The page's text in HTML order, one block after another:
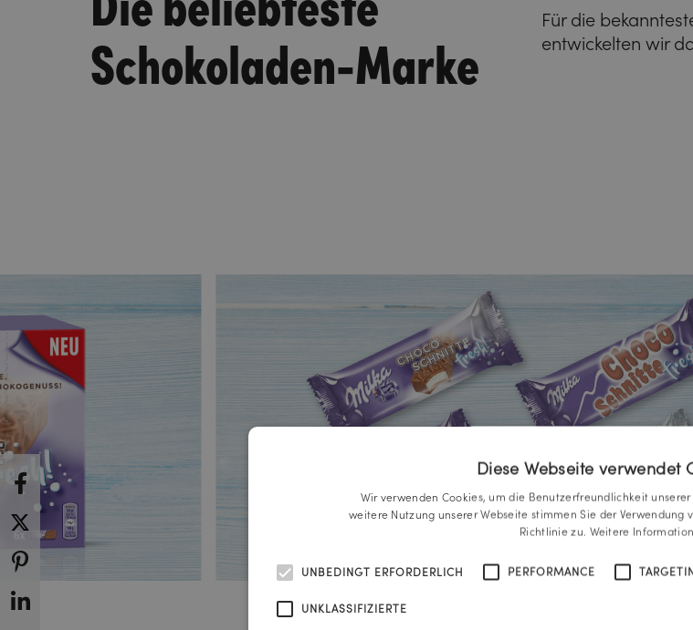
Schokoladen-Marke
Für die
entwickelten wir
Diese Webseite verwendet
Wir verwenden Cookies, um die Benutzerfreundlichkeit
weitere Nutzung unserer Webseite stimmen Sie der Verwendung
Richtlinie zu. Weitere
UNBEDINGT ERFORDERLICH PERFORMANCE
UNKLASSIFIZIERTE